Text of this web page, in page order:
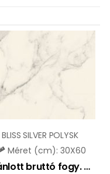
Ft
BLISS SILVER POLYSK
Méret (cm): 30X60
Ajánlott bruttó fogy. ár: